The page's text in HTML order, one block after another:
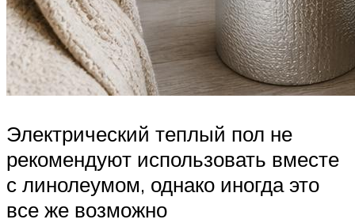
Электрический теплый пол не
рекомендуют использовать вместе
с линолеумом, однако иногда это
все же возможно